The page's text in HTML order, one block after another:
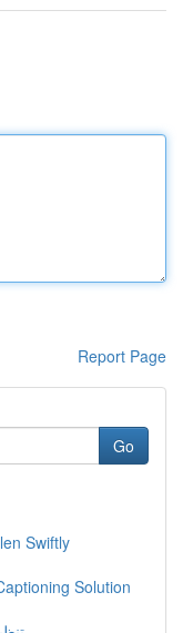
Report Page
Go
Swiftly
Solution